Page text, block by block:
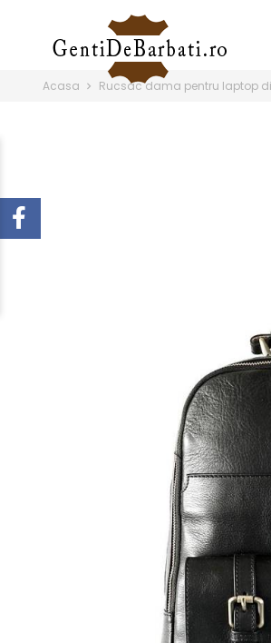
Acasa Rucsac dama pentru laptop